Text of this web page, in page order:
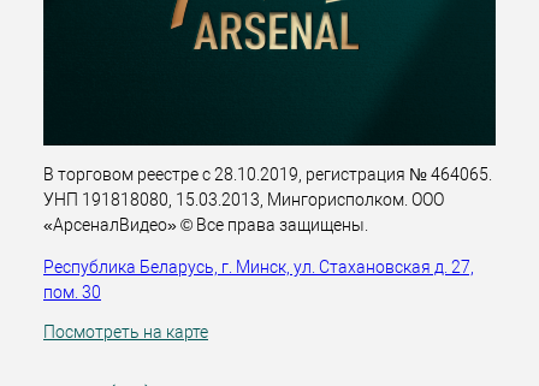
В торговом реестре с 28.10.2019, регистрация № 464065.
УНП 191818080, 15.03.2013, Мингорисполком. ООО
«АрсеналВидео» © Все права защищены.
Республика Беларусь, г. Минск, ул. Стахановская д. 27,
пом. 30
Посмотреть на карте